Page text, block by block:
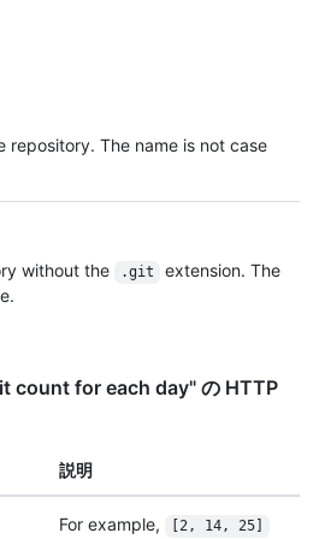
repository. The name is not case
without the
.git
extension. The
count for each day" の HTTP
説明
For example, [2, 14, 25]